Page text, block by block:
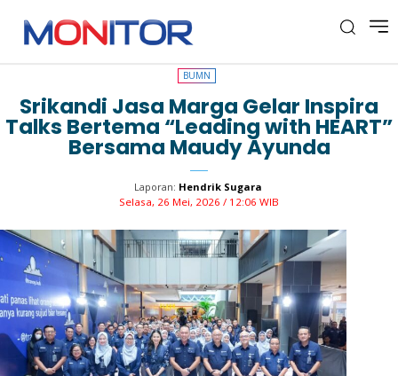
BUMN
BUMN
Srikandi Jasa Marga Gelar Inspira
Talks Bertema “Leading with HEART”
Bersama Maudy Ayunda
Laporan: Hendrik Sugara
Selasa, 26 Mei, 2026 / 12:06 WIB